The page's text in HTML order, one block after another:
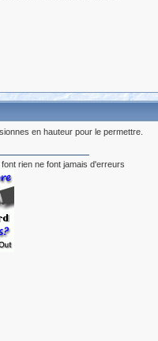
en hauteur pour le permettre.
rien ne font jamais d'erreurs